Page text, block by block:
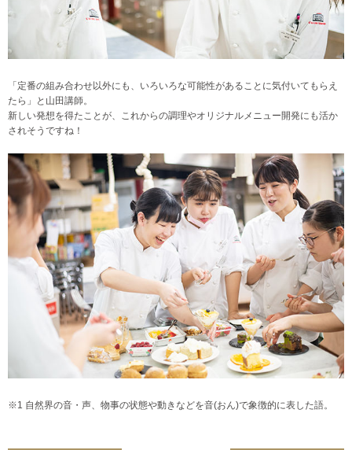
「定番の組み合わせ以外にも、いろいろな可能性があることに気付いてもらえ
たら」と山田講師。
新しい発想を得たことが、これからの調理やオリジナルメニュー開発にも活か
されそうですね！
※1 自然界の音・声、物事の状態や動きなどを音(おん)で象徴的に表した語。